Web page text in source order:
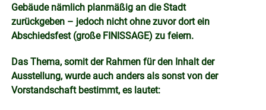
Gebäude nämlich planmäßig an die Stadt
zurückgeben – jedoch nicht ohne zuvor dort ein
Abschiedsfest (große FINISSAGE) zu feiern.
Das Thema, somit der Rahmen für den Inhalt der
Ausstellung, wurde auch anders als sonst von der
Vorstandschaft bestimmt, es lautet: